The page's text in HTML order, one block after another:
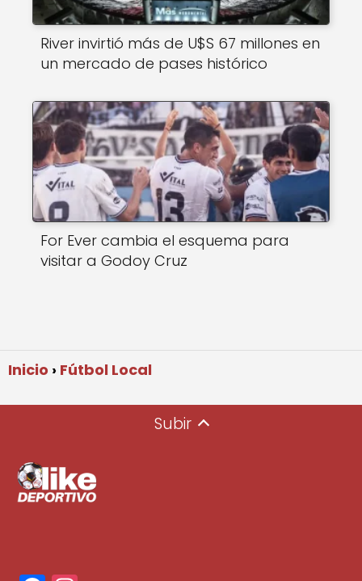
River invirtió más de U$S 67 millones en
un mercado de pases histórico
For Ever cambia el esquema para
visitar a Godoy Cruz
Inicio Fútbol Local
Subir